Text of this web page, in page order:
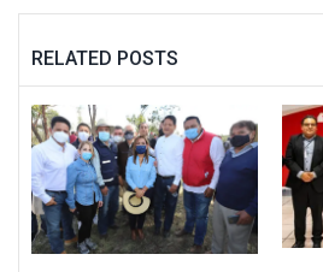
RELATED POSTS